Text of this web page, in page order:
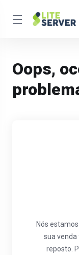
Oops,
Nós
sua venda
reposto.